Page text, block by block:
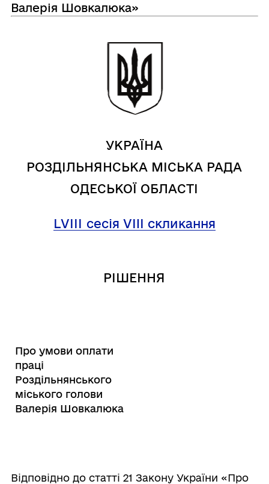
Валерія Шовкалюка»
УКРАЇНА
РОЗДІЛЬНЯНСЬКА МІСЬКА РАДА
ОДЕСЬКОЇ ОБЛАСТІ
LVІІІ сесія VIII скликання
РІШЕННЯ
Про умови оплати
праці
Роздільнянського
міського голови
Валерія Шовкалюка
Відповідно до статті 21 Закону України «Про